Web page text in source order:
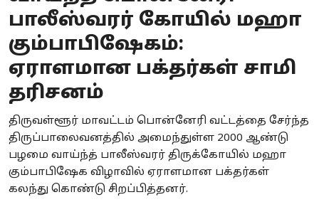
Business
Crime
Tamilnadu
National
World
Astrology
பாலீஸ்வரர் கோயில் மஹா
கும்பாபிஷேகம்:
ஏராளமான பக்தர்கள் சாமி
தரிசனம்
திருவள்ளூர் மாவட்டம் பொன்னேரி வட்டத்தை சேர்ந்த
திருப்பாலைவனத்தில் அமைந்துள்ள 2000 ஆண்டு
பழமை வாய்ந்த் பாலீஸ்வரர் திருக்கோயில் மஹா
கும்பாபிஷேக விழாவில் ஏராளமான பக்தர்கள்
கலந்து கொண்டு சிறப்பித்தனர்.